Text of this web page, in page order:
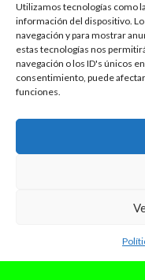
Utilizamos tecnologías como
información del dispositivo.
navegación y para mostrar
estas tecnologías nos
navegación o los ID's únicos
consentimiento, puede
funciones.
pluma
Valentina Rico
años comenzó a